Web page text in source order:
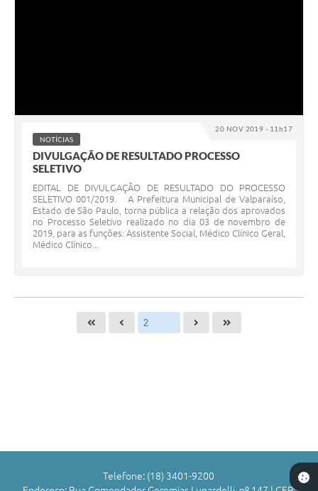
20 NOV 2019 - 11h17
NOTÍCIAS
DIVULGAÇÃO DE RESULTADO PROCESSO
SELETIVO
EDITAL DE DIVULGAÇÃO DE RESULTADO DO PROCESSO
SELETIVO 001/2019. A Prefeitura Municipal de Valparaíso,
Estado de São Paulo, torna pública a relação dos aprovados
no Processo Seletivo realizado no dia 03 de novembro de
2019, para as funções: Assistente Social, Médico Clínico Geral,
Médico Clínico...
Telefone: (18) 3401-9200